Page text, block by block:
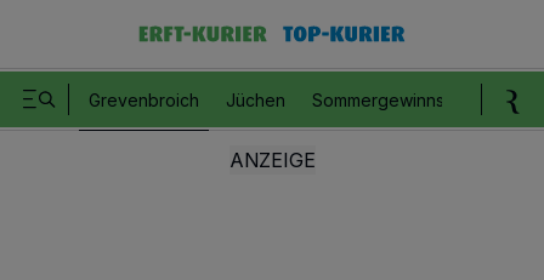
Grevenbroich Jüchen Sommergewinnspiel